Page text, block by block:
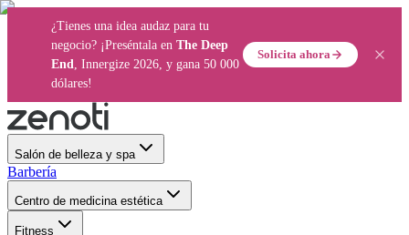
¿Tienes una idea audaz para tu
negocio? ¡Preséntala en The Deep
End, Innergize 2026, y gana 50 000
dólares!
Solicita ahora
Salón de belleza y spa
Barbería
Centro de medicina estética
Fitness